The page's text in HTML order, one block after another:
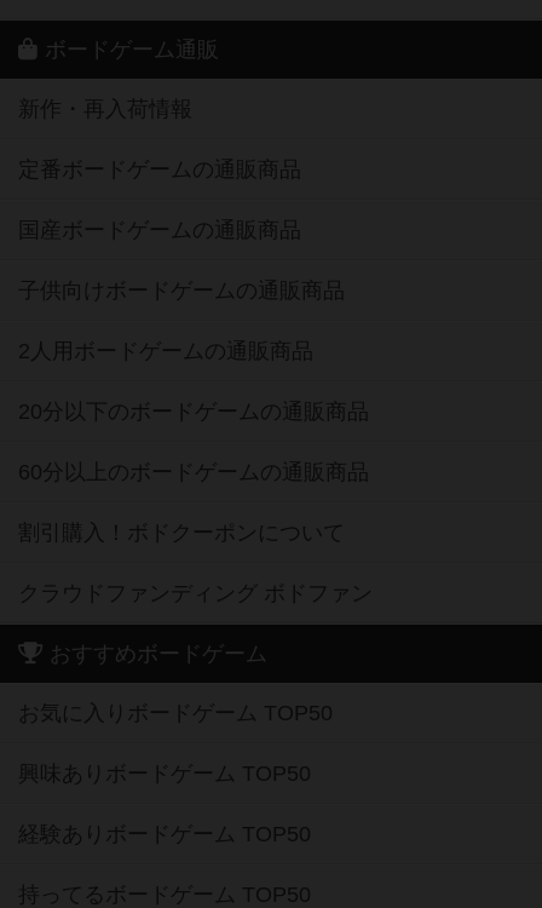
ボードゲーム通販
新作・再入荷情報
定番ボードゲームの通販商品
国産ボードゲームの通販商品
子供向けボードゲームの通販商品
2人用ボードゲームの通販商品
20分以下のボードゲームの通販商品
60分以上のボードゲームの通販商品
割引購入！ボドクーポンについて
クラウドファンディング ボドファン
おすすめボードゲーム
お気に入りボードゲーム TOP50
興味ありボードゲーム TOP50
経験ありボードゲーム TOP50
持ってるボードゲーム TOP50